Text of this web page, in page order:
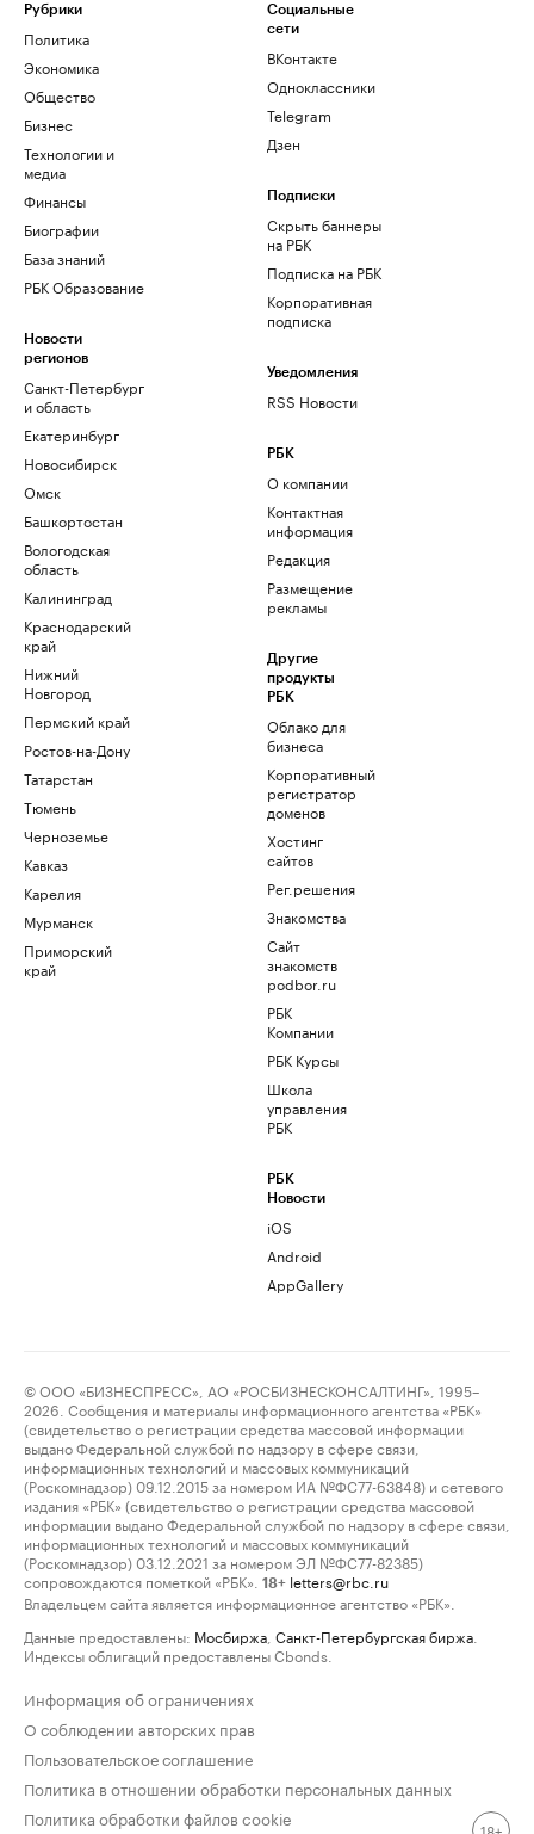
Рубрики
Политика
Экономика
Общество
Бизнес
Технологии и
медиа
Финансы
Биографии
База знаний
РБК Образование
Новости
регионов
Санкт-Петербург
и область
Екатеринбург
Новосибирск
Омск
Башкортостан
Вологодская
область
Калининград
Краснодарский
край
Нижний
Новгород
Пермский край
Ростов-на-Дону
Татарстан
Тюмень
Черноземье
Кавказ
Карелия
Мурманск
Приморский
край
Социальные
сети
ВКонтакте
Одноклассники
Telegram
Дзен
Подписки
Скрыть баннеры
на РБК
Подписка на РБК
Корпоративная
подписка
Уведомления
RSS Новости
РБК
О компании
Контактная
информация
Редакция
Размещение
рекламы
Другие
продукты
РБК
Облако для
бизнеса
Корпоративный
регистратор
доменов
Хостинг
сайтов
Рег.решения
Знакомства
Сайт
знакомств
podbor.ru
РБК
Компании
РБК Курсы
Школа
управления
РБК
РБК
Новости
iOS
Android
AppGallery
© ООО «БИЗНЕСПРЕСС», АО «РОСБИЗНЕСКОНСАЛТИНГ», 1995–
2026. Сообщения и материалы информационного агентства «РБК»
(свидетельство о регистрации средства массовой информации
выдано Федеральной службой по надзору в сфере связи,
информационных технологий и массовых коммуникаций
(Роскомнадзор) 09.12.2015 за номером ИА №ФС77-63848) и сетевого
издания «РБК» (свидетельство о регистрации средства массовой
информации выдано Федеральной службой по надзору в сфере связи,
информационных технологий и массовых коммуникаций
(Роскомнадзор) 03.12.2021 за номером ЭЛ №ФС77-82385)
сопровождаются пометкой «РБК».
18+ letters@rbc.ru
Владельцем сайта является информационное агентство «РБК».
Данные предоставлены: Мосбиржа Санкт-Петербургская биржа
Индексы облигаций предоставлены Cbonds.
Информация об ограничениях
О соблюдении авторских прав
Пользовательское соглашение
Политика в отношении обработки персональных данных
Политика обработки файлов cookie